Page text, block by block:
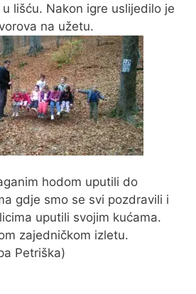
u lišću. Nakon igre uslijedilo je
na užetu.
hodom uputili do
gdje smo se svi pozdravili i
uputili svojim kućama.
zajedničkom izletu.
Petriška)